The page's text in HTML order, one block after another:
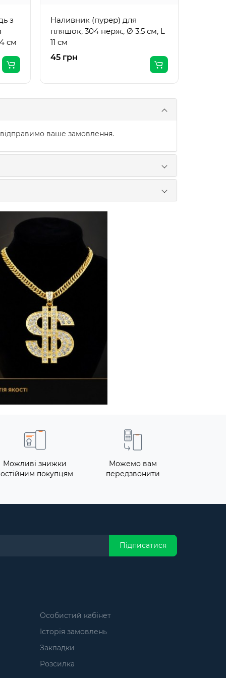
з
см
Наливник (пурер) для
пляшок, 304 нерж., Ø 3.5 см, L
11 см
45 грн
ваше замовлення.
Можливі знижки
покупцям
Можемо вам
передзвонити
Підписатися
Особистий кабінет
Історія замовлень
Закладки
Розсилка